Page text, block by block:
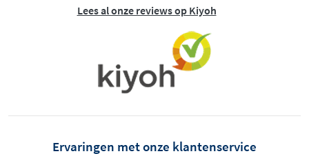
Lees al onze reviews op Kiyoh
Ervaringen met onze klantenservice